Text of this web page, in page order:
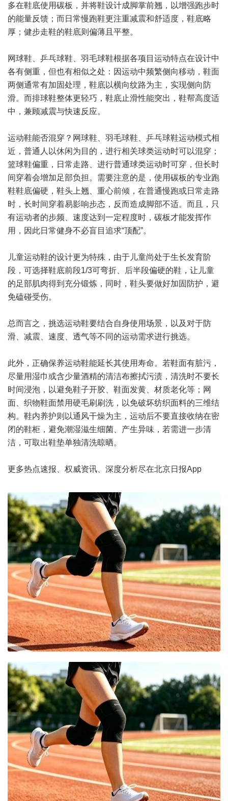
多在鞋底使用碳板，并将鞋设计成脚掌前翘，以增强跑步时
的能量反馈；而日常慢跑鞋更注重减震和舒适度，鞋底略
厚；健步走鞋的鞋底则偏薄且平整。
网球鞋、乒乓球鞋、羽毛球鞋根据各项目运动特点在设计中
各有侧重，但也有相似之处：因运动中频繁侧向移动，鞋面
两侧通常有加固处理，鞋底以横向纹路为主，实现侧向防
滑。而排球鞋整体更轻巧，鞋底止滑性能突出，鞋帮高度适
中，兼顾减震与快速反应。
运动鞋能否混穿？网球鞋、羽毛球鞋、乒乓球鞋运动模式相
近，普通人以休闲为目的，进行相关球类运动时可以混穿；
篮球鞋偏重，日常走路、进行普通球类运动时可穿，但长时
间穿着会增加足部负担。需要注意的是，使用碳板的专业跑
鞋鞋底偏硬，鞋头上翘、重心前倾，在普通慢跑或日常走路
时，长时间穿着易影响步态，反而造成脚部不适。而且，只
有运动者的步频、速度达到一定程度时，碳板才能发挥作
用，因此日常健身不必盲目追求“顶配”。
儿童运动鞋的设计更为特殊，由于儿童尚处于生长发育阶
段，可选择鞋底前段1/3可弯折、后半段偏硬的鞋，让儿童
的足部肌肉得到充分锻炼，同时，鞋头要做好加固防护，避
免磕碰受伤。
总而言之，挑选运动鞋要结合自身使用场景，以及对于防
滑、减震、速度、透气等不同的运动需求进行挑选。
此外，正确保养运动鞋能延长其使用寿命。若鞋面有脏污，
尽量用湿巾或含少量酒精的清洁布擦拭污渍，清洗时不要长
时间浸泡，以避免鞋子开胶、鞋面发黄、材质老化等；网
面、织物鞋面禁用硬毛刷刷洗，以免破坏纺织面料的三维结
构。鞋内养护则以通风干燥为主，运动后不要直接收纳在密
闭的鞋柜，避免潮湿滋生细菌、产生异味，若需进一步清
洁，可取出鞋垫单独清洗晾晒。
更多热点速报、权威资讯、深度分析尽在北京日报App